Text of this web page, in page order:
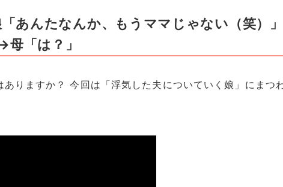
あんたなんか、もうママじゃない（笑）
「は？」
りますか？ 今回は「浮気した夫についていく娘」にまつ